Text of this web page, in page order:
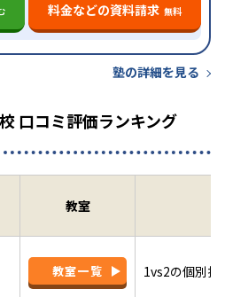
料金などの資料請求 無料
塾の詳細を見る
口コミ評価ランキング
教室
教室一覧 1vs2の個別指